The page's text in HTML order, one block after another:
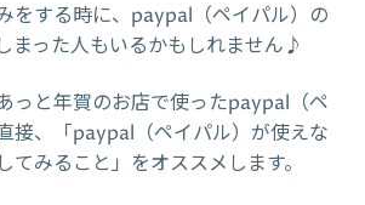
をする時に、paypal（ペイパル）の
まった人もいるかもしれません♪
っと年賀のお店で使ったpaypal（ペ
接、「paypal（ペイパル）が使えな
てみること」をオススメします。